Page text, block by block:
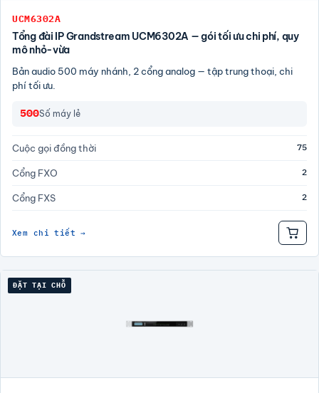
UCM6302A
Tổng đài IP Grandstream UCM6302A — gói tối ưu chi phí, quy
mô nhỏ-vừa
Bản audio 500 máy nhánh, 2 cổng analog — tập trung thoại, chi
phí tối ưu.
500Số máy lẻ
Cuộc gọi đồng thời 75
Cổng FXO 2
Cổng FXS 2
Xem chi tiết →
ĐẶT TẠI CHỖ